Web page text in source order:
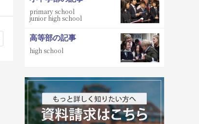
primary school
junior high school
高等部の記事
high school